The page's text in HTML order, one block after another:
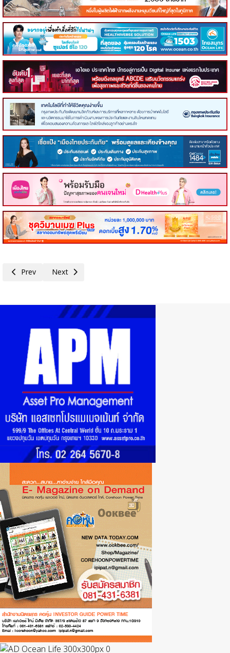
Previous article: SA แต่งตั้ง ‘สุทธินนท์ มั่นคง’ นั่ง CFO คนใหม่ เสริมทัพธุร
Prev Next article: PCE ทุ่ม 779 ลบ. สร้างโรงสกัด CPO แห่งที่ 2
Next